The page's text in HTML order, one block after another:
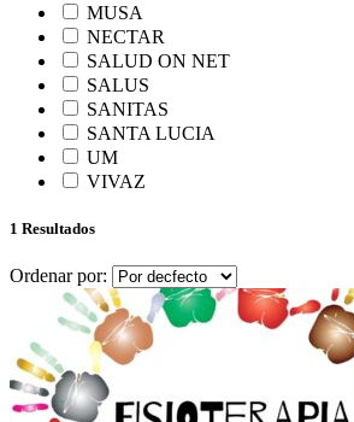
MUSA
NECTAR
SALUD ON NET
SALUS
SANITAS
SANTA LUCIA
UM
VIVAZ
1 Resultados
Ordenar por: